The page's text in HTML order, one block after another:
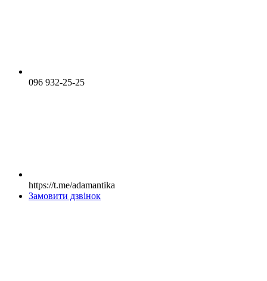
096 932-25-25
https://t.me/adamantika
Замовити дзвінок